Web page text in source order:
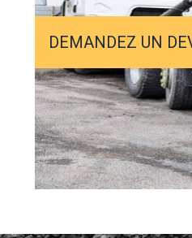
DEMANDEZ UN